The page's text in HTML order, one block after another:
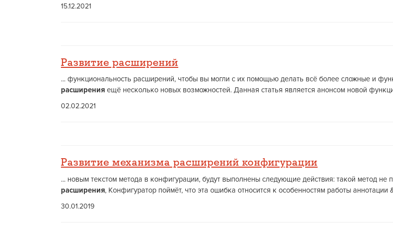
15.12.2021
Развитие расширений
... функциональность расширений, чтобы вы могли с их помощью делать всё более сложные и
расширения ещё несколько новых возможностей. Данная статья является анонсом новой
02.02.2021
Развитие механизма расширений конфигурации
... новым текстом метода в конфигурации, будут выполнены следующие действия: такой метод
расширения, Конфигуратор поймёт, что эта ошибка относится к особенностям работы
30.01.2019